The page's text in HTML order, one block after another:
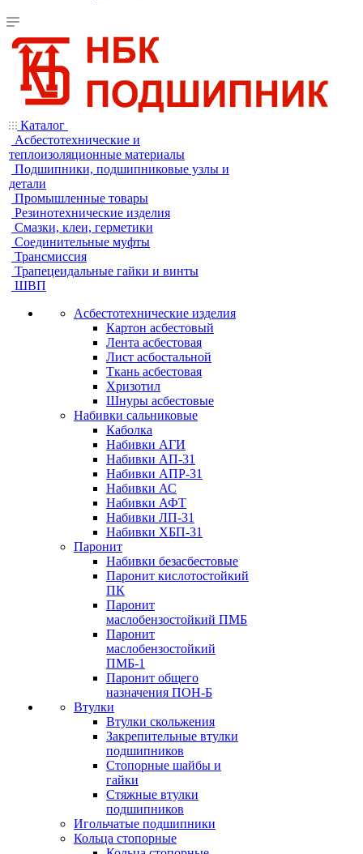
Каталог
Асбестотехнические и
теплоизоляционные материалы
Подшипники, подшипниковые узлы и
детали
Промышленные товары
Резинотехнические изделия
Смазки, клеи, герметики
Соединительные муфты
Трансмиссия
Трапецеидальные гайки и винты
ШВП
Асбестотехнические изделия
Картон асбестовый
Лента асбестовая
Лист асбостальной
Ткань асбестовая
Хризотил
Шнуры асбестовые
Набивки сальниковые
Каболка
Набивки АГИ
Набивки АП-31
Набивки АПР-31
Набивки АС
Набивки АФТ
Набивки ЛП-31
Набивки ХБП-31
Паронит
Набивки безасбестовые
Паронит кислотостойкий
ПК
Паронит
маслобензостойкий ПМБ
Паронит
маслобензостойкий
ПМБ-1
Паронит общего
назначения ПОН-Б
Втулки
Втулки скольжения
Закрепительные втулки
подшипников
Стопорные шайбы и
гайки
Стяжные втулки
подшипников
Игольчатые подшипники
Кольца стопорные